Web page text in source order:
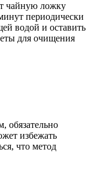
чайную ложку
периодически
водой и оставить
для очищения
обязательно
избежать
что метод